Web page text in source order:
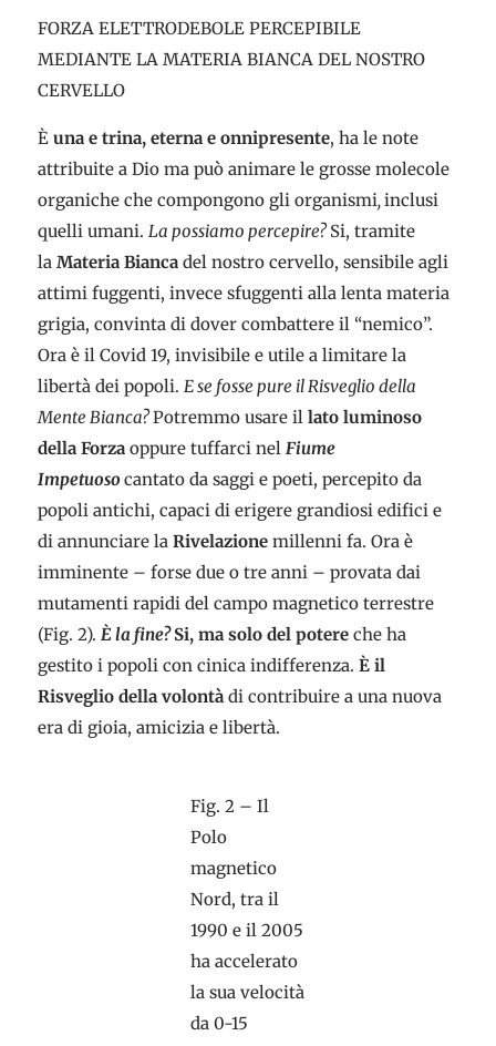
FORZA ELETTRODEBOLE PERCEPIBILE
MEDIANTE LA MATERIA BIANCA DEL NOSTRO
CERVELLO
È una e trina, eterna e onnipresente, ha le note
attribuite a Dio ma può animare le grosse molecole
organiche che compongono gli organismi,inclusi
quelli umani. La possiamo percepire?Si, tramite
la Materia Bianca del nostro cervello, sensibile agli
attimi fuggenti, invece sfuggenti alla lenta materia
grigia, convinta di dover combattere il “nemico”.
Ora è il Covid 19, invisibile e utile a limitare la
libertà dei popoli. E se fosse pure il Risveglio della
Mente Bianca?Potremmo usare il lato luminoso
della Forza oppure tuffarci nel Fiume
Impetuoso cantato da saggi e poeti, percepito da
popoli antichi, capaci di erigere grandiosi edifici e
di annunciare la Rivelazione millenni fa. Ora è
imminente – forse due o tre anni – provata dai
mutamenti rapidi del campo magnetico terrestre
(Fig. 2). È la fine?Si, ma solo del potere che ha
gestito i popoli con cinica indifferenza. È il
Risveglio della volontà di contribuire a una nuova
era di gioia, amicizia e libertà.
Fig. 2 – Il
Polo
magnetico
Nord, tra il
1990 e il 2005
ha accelerato
la sua velocità
da 0-15